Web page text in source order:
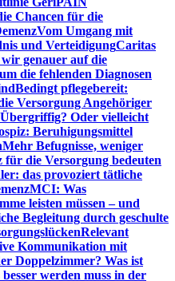
Chancen für die
Vom Umgang mit
und VerteidigungCaritas
genauer auf die
die fehlenden Diagnosen
Bedingt pflegebereit:
Versorgung Angehöriger
Oder vielleicht
Beruhigungsmittel
Mehr Befugnisse, weniger
für die Versorgung bedeuten
das provoziert tätliche
MCI: Was
leisten müssen – und
Begleitung durch geschulte
Relevant
Kommunikation mit
Doppelzimmer? Was ist
werden muss in der